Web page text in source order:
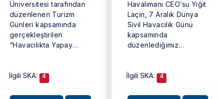
Üniversitesi tarafından
düzenlenen Turizm
Günleri kapsamında
gerçekleştirilen
“Havacılıkta Yapay
Menderes Havalimanı
Terminal İşletme ...
İlgili SKA: 4
Havalimanı CEO’su Yiğit
Laçin, 7 Aralık Dünya
Sivil Havacılık Günü
kapsamında
düzenlediğimiz
Öğr. Gör. ...
İlgili SKA: 4